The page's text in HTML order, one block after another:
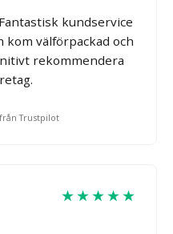
kundservice
välförpackad och
rekommendera
Trustpilot
★★★★★